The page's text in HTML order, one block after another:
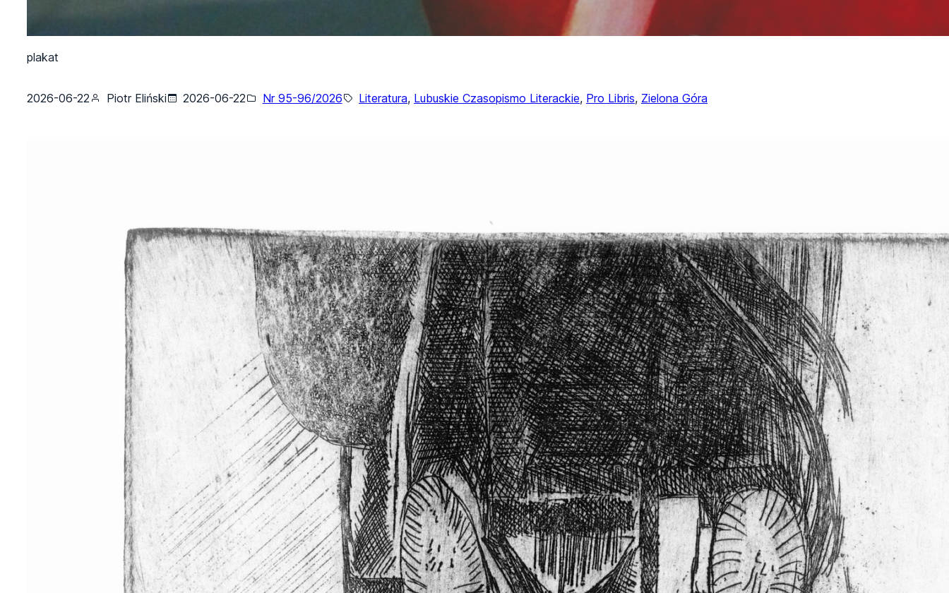
plakat
2026-06-22 Piotr Eliński 2026-06-22 Nr 95-96/2026 Literatura, Lubuskie Czasopismo Literackie, Pro Libris, Zielona Góra